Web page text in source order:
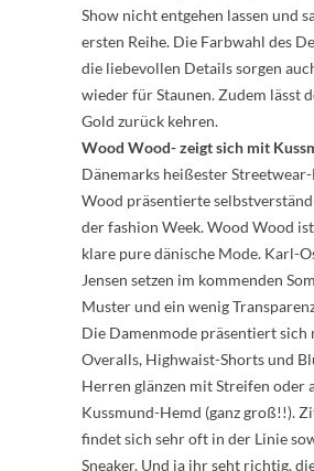
Show nicht entgehen lassen und
ersten Reihe. Die Farbwahl des
die liebevollen Details sorgen
wieder für Staunen. Zudem lässt
Gold zurück kehren.
Wood Wood- zeigt sich mit
Dänemarks heißester
Wood präsentierte
der fashion Week. Wood Wood
klare pure dänische Mode. Karl-
Jensen setzen im kommenden
Muster und ein wenig
Die Damenmode präsentiert sich
Overalls, Highwaist-Shorts und
Herren glänzen mit Streifen oder
Kussmund-Hemd (ganz groß!!).
findet sich sehr oft in der Linie
Sneaker. Und ja ihr seht richtig,